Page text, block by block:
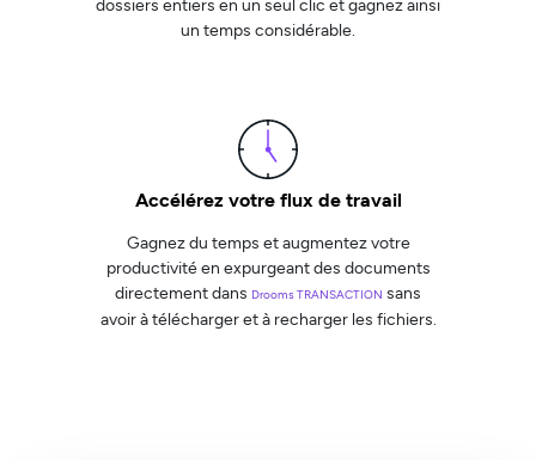
dossiers entiers en un seul clic et gagnez ainsi
un temps considérable.
Accélérez votre flux de travail
Gagnez du temps et augmentez votre
productivité en expurgeant des documents
directement dans Drooms TRANSACTION sans
avoir à télécharger et à recharger les fichiers.